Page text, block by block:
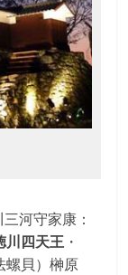
三河守家康：
川四天王 ・
貝）榊原